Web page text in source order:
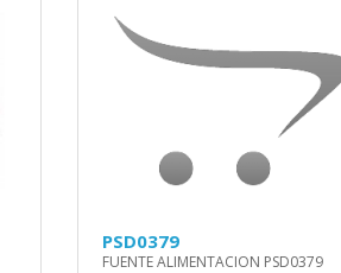
PSD0379
FUENTE ALIMENTACION PSD0379